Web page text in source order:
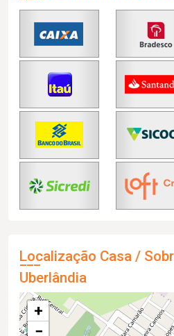
Localização Casa /
Uberlândia
+
−